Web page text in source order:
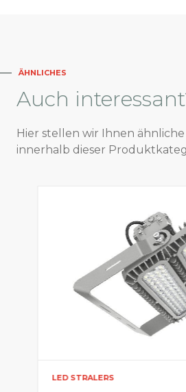
ÄHNLICHES
Auch
Hier stellen wir Ihnen
innerhalb dieser
LED STRALERS